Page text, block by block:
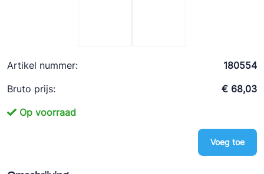
Artikel nummer:
180554
Bruto prijs:
€ 68,03
Op voorraad
Voeg toe